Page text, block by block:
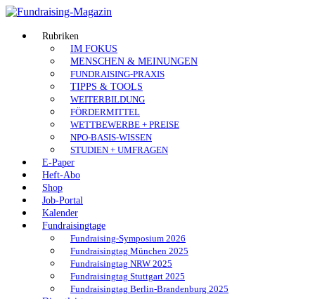
Skip
content
Fundraising-
Magazin
Branchenmagazin
Marketing
Vereine
Stiftungen
Rubriken
IM FOKUS
MENSCHEN & MEINUNGEN
FUNDRAISING-PRAXIS
TIPPS & TOOLS
WEITERBILDUNG
FÖRDERMITTEL
WETTBEWERBE + PREISE
NPO-BASIS-WISSEN
STUDIEN + UMFRAGEN
E-Paper
Heft-Abo
Shop
Job-Portal
Kalender
Fundraisingtage
Fundraising-Symposium 2026
Fundraisingtag München 2025
Fundraisingtag NRW 2025
Fundraisingtag Stuttgart 2025
Fundraisingtag Berlin-Brandenburg 2025